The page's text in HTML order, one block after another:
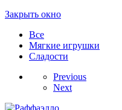
Закрыть окно
Все
Мягкие игрушки
Сладости
Previous
Next